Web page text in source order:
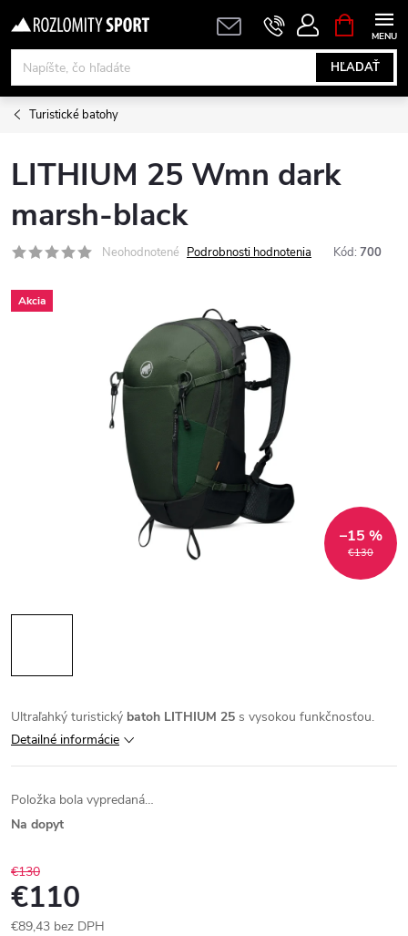
na
obsah
HĽADAŤ
KOŠÍK
Turistické batohy
LITHIUM 25 Wmn dark
marsh-black
Neohodnotené Podrobnosti hodnotenia Kód: 700
Akcia
€130
–15 %
Ultraľahký turistický batoh LITHIUM 25 s vysokou funkčnosťou.
Detailné informácie
Položka bola vypredaná…
Na dopyt
€130
€110
€89,43 bez DPH